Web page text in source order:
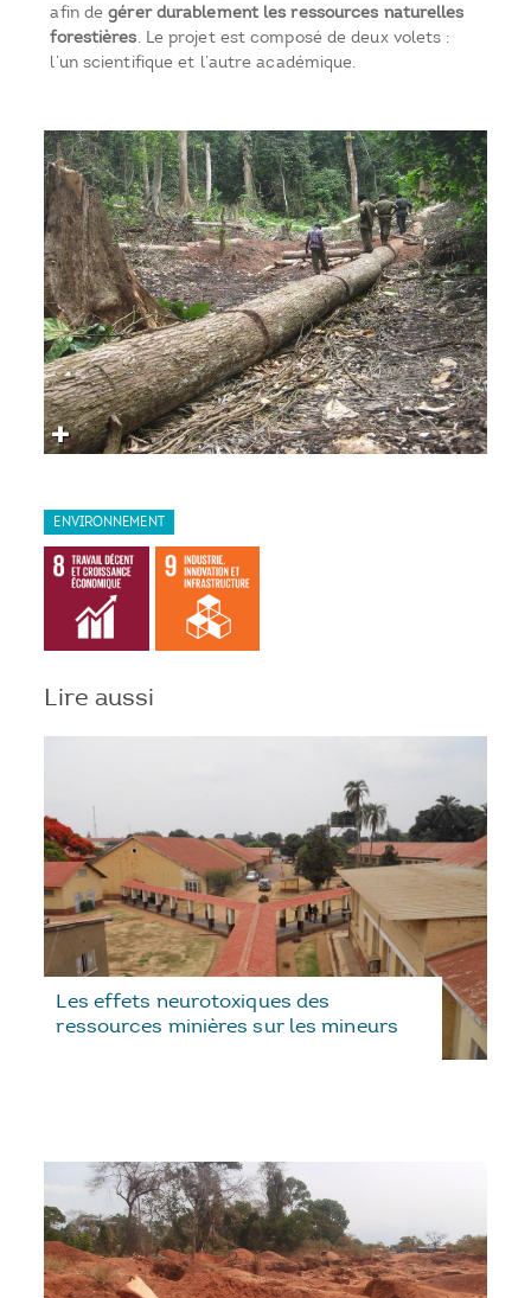
afin degérer durablement les ressources naturelles
forestières. Le projet est composé de deux volets :
l’un scientifique et l’autre académique.
ENVIRONNEMENT
Lire aussi
Les effets neurotoxiques des
ressources minières sur les mineurs